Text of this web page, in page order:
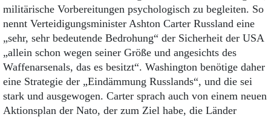
militärische Vorbereitungen psychologisch zu begleiten. So
nennt Verteidigungsminister Ashton Carter Russland eine
„sehr, sehr bedeutende Bedrohung“ der Sicherheit der USA
„allein schon wegen seiner Größe und angesichts des
Waffenarsenals, das es besitzt“. Washington benötige daher
eine Strategie der „Eindämmung Russlands“, und die sei
stark und ausgewogen. Carter sprach auch von einem neuen
Aktionsplan der Nato, der zum Ziel habe, die Länder